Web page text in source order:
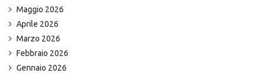
Maggio 2026
Aprile 2026
Marzo 2026
Febbraio 2026
Gennaio 2026